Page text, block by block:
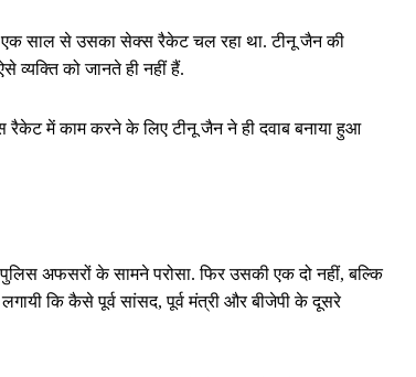
एक साल से उसका सेक्स रैकेट चल रहा था. टीनू जैन की
व्यक्ति को जानते ही नहीं हैं.
रैकेट में काम करने के लिए टीनू जैन ने ही दवाब बनाया हुआ
अफसरों के सामने परोसा. फिर उसकी एक दो नहीं, बल्कि
कि कैसे पूर्व सांसद, पूर्व मंत्री और बीजेपी के दूसरे